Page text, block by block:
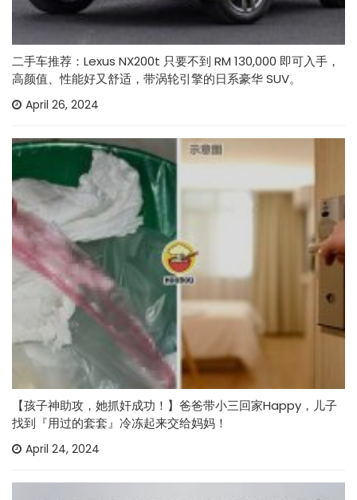
二手车推荐：Lexus NX200t 只要不到 RM 130,000 即可入手，
高颜值、性能好又舒适，带涡轮引擎的日系豪华 SUV。
April 26, 2024
【孩子神助攻，她抓奸成功！】爸爸带小三回家Happy，儿子
找到『用过的套套』冷冻起来交给妈妈！
April 24, 2024